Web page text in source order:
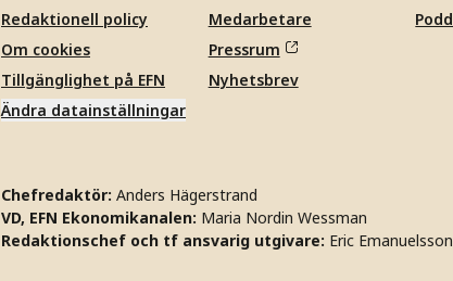
Redaktionell policy
Om cookies
Tillgänglighet på EFN
Ändra datainställningar
Medarbetare
Pressrum
Nyhetsbrev
Podd
Chefredaktör: Anders Hägerstrand
VD, EFN Ekonomikanalen: Maria Nordin Wessman
Redaktionschef och tf ansvarig utgivare: Eric Emanuelsson